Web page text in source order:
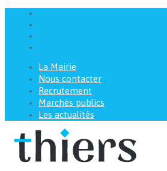
La Mairie
Nous contacter
Recrutement
Marchés publics
Les actualités